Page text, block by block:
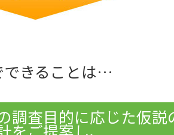
できることは…
調査目的に応じた仮説
をご提案し、